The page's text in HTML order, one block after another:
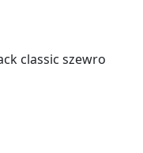
classic szewro